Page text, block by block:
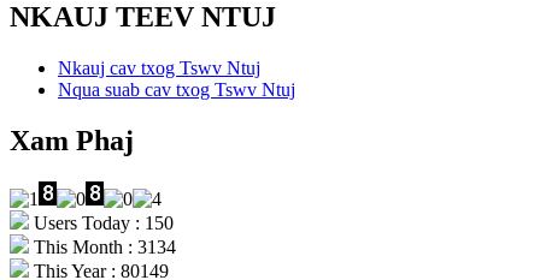
NKAUJ TEEV NTUJ
Nkauj cav txog Tswv Ntuj
Nqua suab cav txog Tswv Ntuj
Xam Phaj
Users Today : 150
This Month : 3134
This Year : 80149